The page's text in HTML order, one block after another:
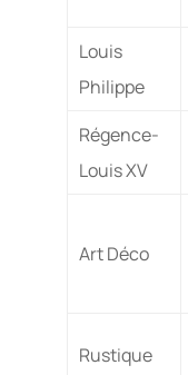
Louis
Philippe
Régence-
Louis XV
Art Déco
Rustique